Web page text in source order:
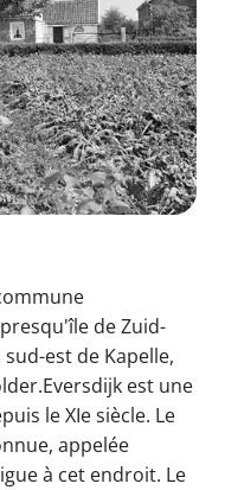
de Zuid-
est de Kapelle,
est une
le XIe siècle. Le
appelée
à cet endroit. Le